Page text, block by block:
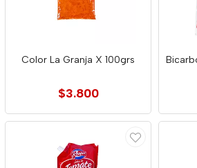
Color La Granja X 100grs
$3.800